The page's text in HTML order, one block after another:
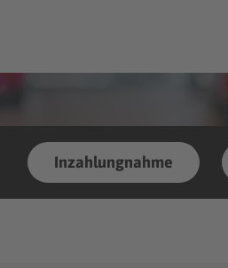
Inzahlungnahme